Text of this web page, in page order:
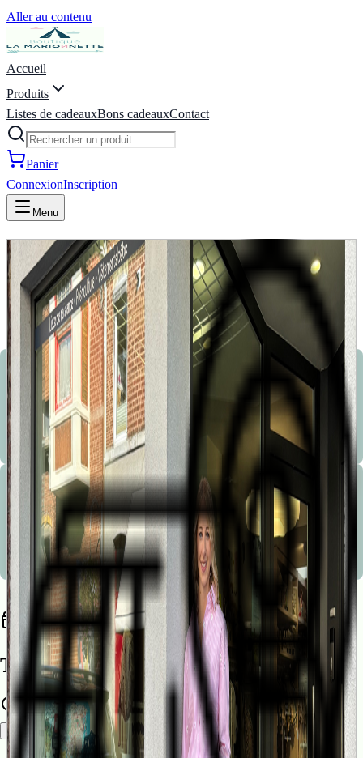
Aller au contenu
Accueil
Produits
Listes de cadeauxBons cadeauxContact
Panier
ConnexionInscription
Menu
La Marionnette - Puériculture,
Vêtements, Jeux, Listes de
naissance
Bienvenue à la Marionnette !
Les conseils avisés, la sympathie, le service, la disponibilité, le service après vente et le choix sont les
mots d’ordre de notre boutique.
Bienvenue à la Marionnette !
Les conseils avisés, la sympathie, le service, la disponibilité, le service après vente et le choix sont les
mots d’ordre de notre boutique.
Trouvez une liste de naissance
Rechercher